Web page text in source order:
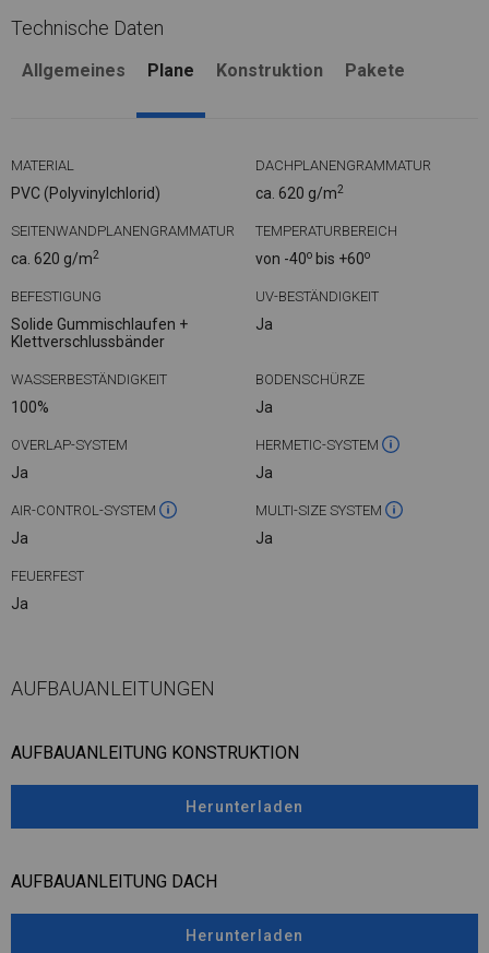
Technische Daten
Allgemeines Plane Konstruktion Pakete
MATERIAL
PVC (Polyvinylchlorid)
DACHPLANENGRAMMATUR
ca. 620 g/m2
SEITENWANDPLANENGRAMMATUR
ca. 620 g/m2
TEMPERATURBEREICH
von -40o bis +60o
BEFESTIGUNG
Solide Gummischlaufen +
Klettverschlussbänder
UV-BESTÄNDIGKEIT
Ja
WASSERBESTÄNDIGKEIT
100%
BODENSCHÜRZE
Ja
OVERLAP-SYSTEM
Ja
HERMETIC-SYSTEM
Ja
AIR-CONTROL-SYSTEM
Ja
MULTI-SIZE SYSTEM
Ja
FEUERFEST
Ja
AUFBAUANLEITUNGEN
AUFBAUANLEITUNG KONSTRUKTION
Herunterladen
AUFBAUANLEITUNG DACH
Herunterladen